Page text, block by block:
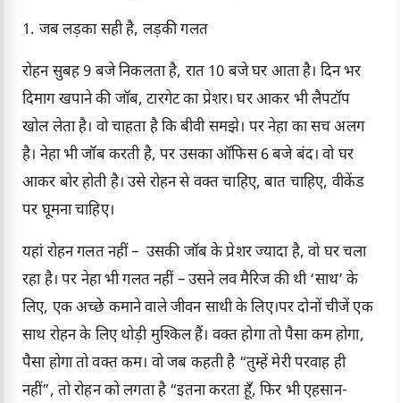
1. जब लड़का सही है, लड़की गलत
रोहन सुबह 9 बजे निकलता है, रात 10 बजे घर आता है। दिन भर
दिमाग खपाने की जॉब, टारगेट का प्रेशर। घर आकर भी लैपटॉप
खोल लेता है। वो चाहता है कि बीवी समझे। पर नेहा का सच अलग
है। नेहा भी जॉब करती है, पर उसका ऑफिस 6 बजे बंद। वो घर
आकर बोर होती है। उसे रोहन से वक्त चाहिए, बात चाहिए, वीकेंड
पर घूमना चाहिए।
यहां रोहन गलत नहीं – उसकी जॉब के प्रेशर ज्यादा है, वो घर चला
रहा है। पर नेहा भी गलत नहीं – उसने लव मैरिज की थी ‘साथ’ के
लिए, एक अच्छे कमाने वाले जीवन साथी के लिए।पर दोनों चीजें एक
साथ रोहन के लिए थोड़ी मुश्किल हैं। वक्त होगा तो पैसा कम होगा,
पैसा होगा तो वक्त कम। वो जब कहती है “तुम्हें मेरी परवाह ही
नहीं”, तो रोहन को लगता है “इतना करता हूँ, फिर भी एहसान-